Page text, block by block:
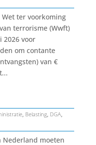
ter voorkoming
terrorisme (Wwft)
2026 voor
om contante
van €
, Belasting, DGA
Nederland moeten